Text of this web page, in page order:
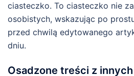
ciasteczko. To ciasteczko nie
osobistych, wskazując po
przed chwilą edytowanego
dniu.
Osadzone treści z